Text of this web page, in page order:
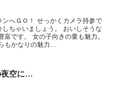
へＧＯ！ せっかくカメラ持参で
ちゃいましょう。 おいしそうな
です。 女の子向きの量も魅力。
もかなりの魅力...
夜空に…